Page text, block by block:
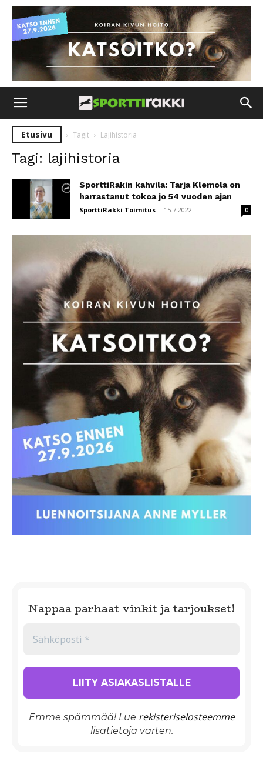
Etusivu Tagit Lajihistoria
Tagi: lajihistoria
SporttiRakin kahvila: Tarja Klemola on
harrastanut tokoa jo 54 vuoden ajan
SporttiRakki Toimitus - 15.7.2022 0
Nappaa parhaat vinkit ja tarjoukset!
Emme spämmää! Lue rekisteriselosteemme
lisätietoja varten.